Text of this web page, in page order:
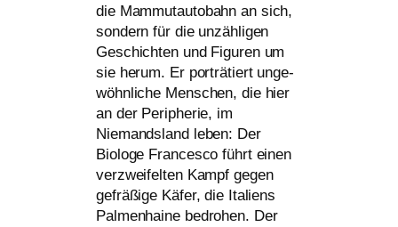
die Mammutautobahn an sich,
son­dern für die unzäh­li­gen
Geschichten und Figuren um
sie her­um. Er por­trä­tiert unge­
wöhn­li­che Menschen, die hier
an der Peripherie, im
Niemandsland leben: Der
Biologe Francesco führt einen
ver­zwei­fel­ten Kampf gegen
gefrä­ßi­ge Käfer, die Italiens
Palmenhaine bedro­hen. Der